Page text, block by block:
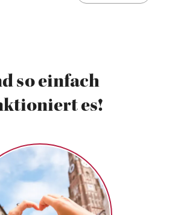
so einfach
es!